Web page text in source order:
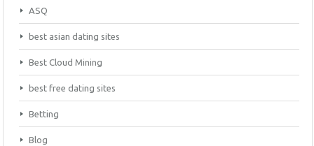
ASQ
best asian dating sites
Best Cloud Mining
best free dating sites
Betting
Blog